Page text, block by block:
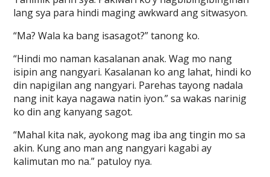
lang sya para hindi maging awkward ang sitwasyon.
“Ma? Wala ka bang isasagot?” tanong ko.
“Hindi mo naman kasalanan anak. Wag mo nang
isipin ang nangyari. Kasalanan ko ang lahat, hindi ko
din napigilan ang nangyari. Parehas tayong nadala
nang init kaya nagawa natin iyon.” sa wakas narinig
ko din ang kanyang sagot.
“Mahal kita nak, ayokong mag iba ang tingin mo sa
akin. Kung ano man ang nangyari kagabi ay
kalimutan mo na.” patuloy nya.